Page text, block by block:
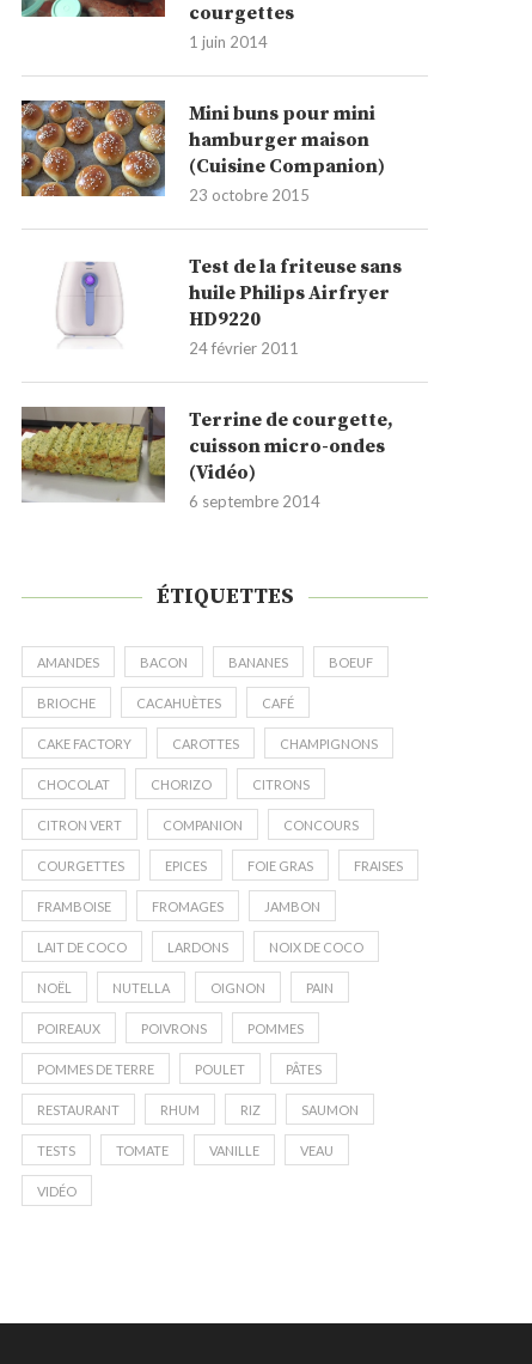
courgettes
1 juin 2014
Mini buns pour mini
hamburger maison
(Cuisine Companion)
23 octobre 2015
Test de la friteuse sans
huile Philips Airfryer
HD9220
24 février 2011
Terrine de courgette,
cuisson micro-ondes
(Vidéo)
6 septembre 2014
ÉTIQUETTES
AMANDES BACON BANANES BOEUF
BRIOCHE CACAHUÈTES CAFÉ
CAKE FACTORY CAROTTES CHAMPIGNONS
CHOCOLAT CHORIZO CITRONS
CITRON VERT COMPANION CONCOURS
COURGETTES EPICES FOIE GRAS FRAISES
FRAMBOISE FROMAGES JAMBON
LAIT DE COCO LARDONS NOIX DE COCO
NOËL NUTELLA OIGNON PAIN
POIREAUX POIVRONS POMMES
POMMES DE TERRE POULET PÂTES
RESTAURANT RHUM RIZ SAUMON
TESTS TOMATE VANILLE VEAU
VIDÉO